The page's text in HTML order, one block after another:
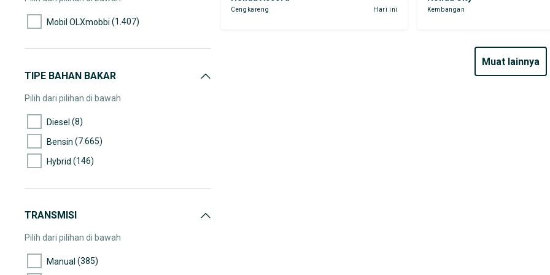
60.000-65.000(296)
65.000-70.000 (393)
(251)
95.000-100.000
Mobil OLXmobbi (1.407)
TIPE BAHAN BAKAR
Pilih dari pilihan di bawah
Diesel (8)
Bensin (7.665)
Hybrid (146)
TRANSMISI
Pilih dari pilihan di bawah
Manual (385)
Cengkareng Hari ini Kembangan
muat lainnya